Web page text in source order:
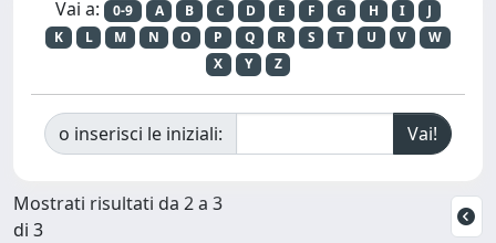
Vai a: 0-9 A B C D E F G H I
J
K
L M N O P Q R S T U V
W
X
Y Z
o inserisci le iniziali:
Mostrati risultati da 2 a 3
di 3